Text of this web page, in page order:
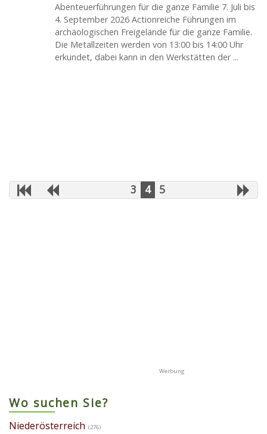
Abenteuerführungen für die ganze Familie 7. Juli bis
4. September 2026 Actionreiche Führungen im
archäologischen Freigelände für die ganze Familie.
Die Metallzeiten werden von 13:00 bis 14:00 Uhr
erkundet, dabei kann in den Werkstätten der ...
3 4 5
Wo suchen Sie?
Niederösterreich (276)